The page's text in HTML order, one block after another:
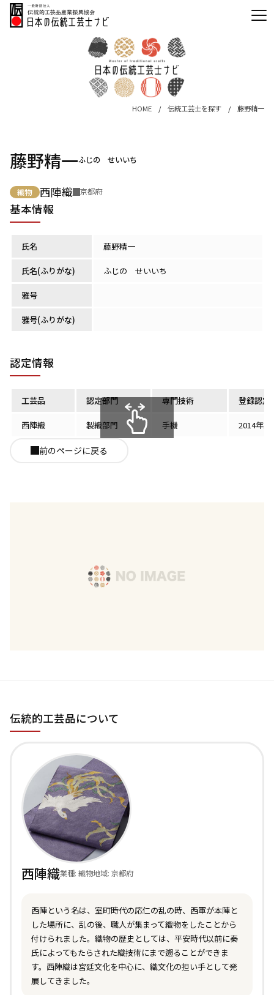
HOME 伝統工芸士を探す 藤野精一
藤野精一ふじの せいいち
織物 西陣織 京都府
基本情報
氏名 藤野精一
氏名(ふりがな) ふじの せいいち
雅号
雅号(ふりがな)
認定情報
工芸品 認定部門 専門技術 登録認定
西陣織 製織部門 手機 2014年2
前のページに戻る
伝統的工芸品について
西陣織業種: 織物地域: 京都府
西陣という名は、室町時代の応仁の乱の時、西軍が本陣と
した場所に、乱の後、職人が集まって織物をしたことから
付けられました。織物の歴史としては、平安時代以前に秦
氏によってもたらされた織技術にまで遡ることができま
す。西陣織は宮廷文化を中心に、織文化の担い手として発
展してきました。